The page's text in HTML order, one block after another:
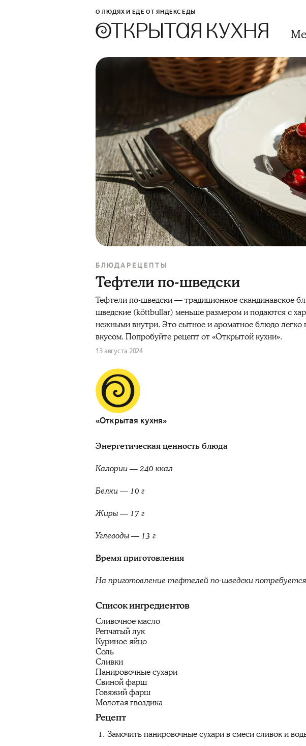
О ЛЮДЯХ И ЕДЕ ОТ ЯНДЕКС ЕДЫ
БЛЮДА РЕЦЕПТЫ
Тефтели по-шведски
Тефтели по-шведски — традиционное скандинавское
шведские (köttbullar) меньше размером и подаются с
нежными внутри. Это сытное и ароматное блюдо легко
вкусом. Попробуйте рецепт от «Открытой кухни».
13 августа 2024
«Открытая кухня»
Энергетическая ценность блюда
Калории — 240 ккал
Белки — 10 г
Жиры — 17 г
Углеводы — 13 г
Время приготовления
На приготовление тефтелей по-шведски
Список ингредиентов
Сливочное масло
Репчатый лук
Куриное яйцо
Соль
Сливки
Панировочные сухари
Свиной фарш
Говяжий фарш
Молотая гвоздика
Рецепт
Замочить панировочные сухари в смеси сливок и